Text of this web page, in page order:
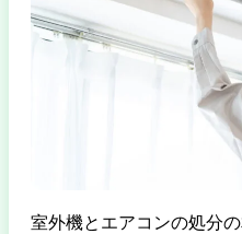
室外機とエアコンの処分